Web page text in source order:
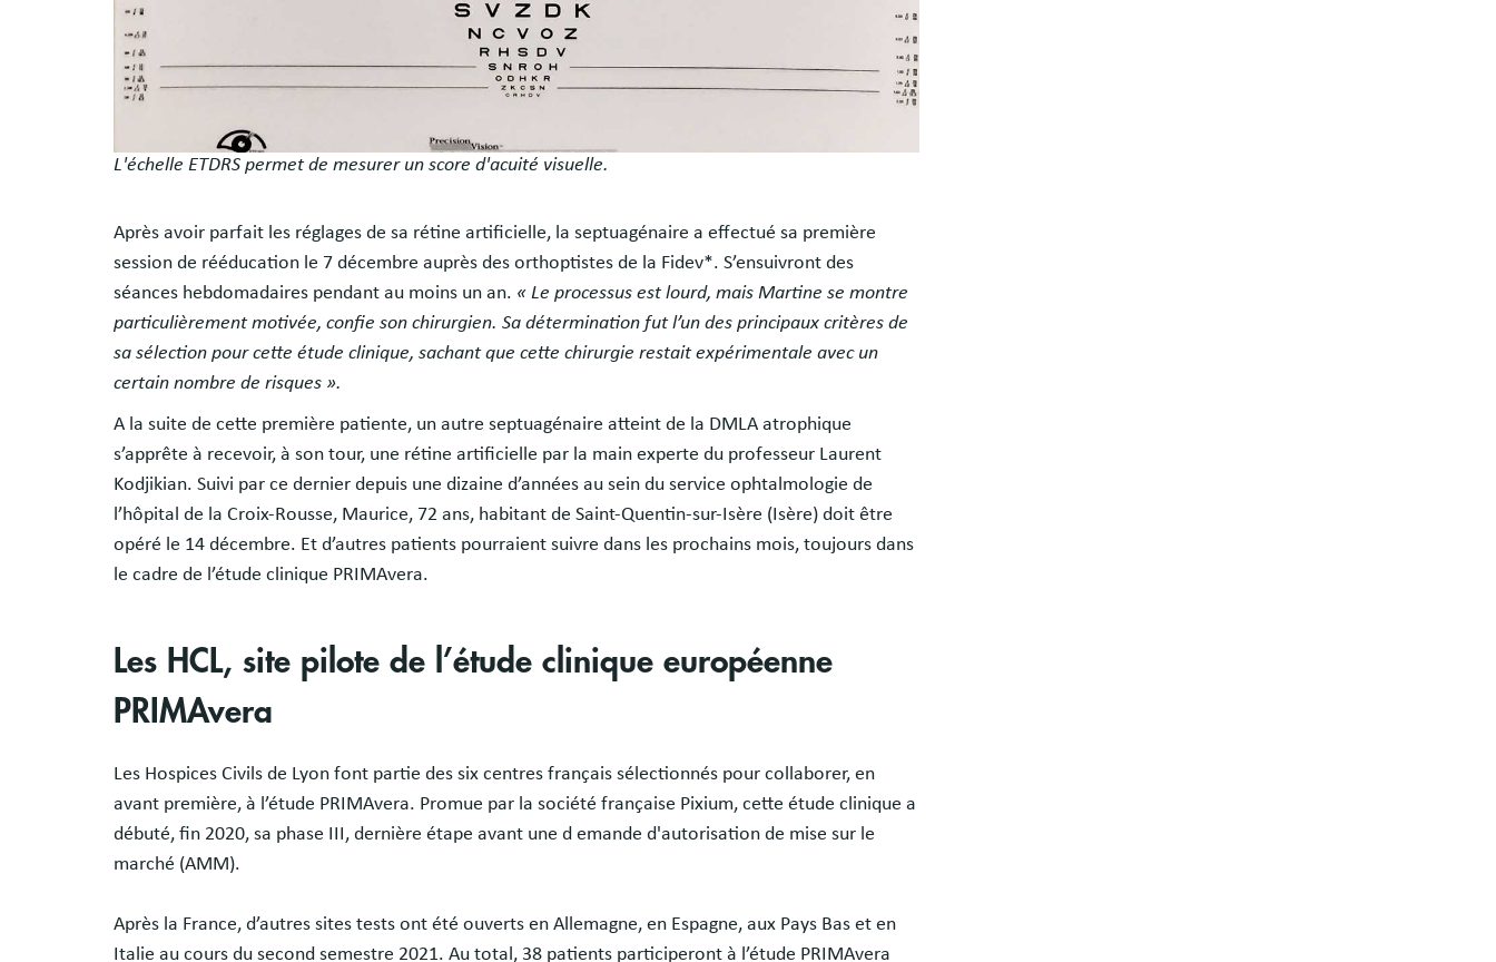
L'échelle ETDRS permet de mesurer un score d'acuité visuelle.
Après avoir parfait les réglages de sa rétine artificielle, la septuagénaire a effectué sa première
session de rééducation le 7 décembre auprès des orthoptistes de la Fidev*. S’ensuivront des
séances hebdomadaires pendant au moins un an. « Le processus est lourd, mais Martine se montre
particulièrement motivée, confie son chirurgien. Sa détermination fut l’un des principaux critères de
sa sélection pour cette étude clinique, sachant que cette chirurgie restait expérimentale avec un
certain nombre de risques ».
A la suite de cette première patiente, un autre septuagénaire atteint de la DMLA atrophique
s’apprête à recevoir, à son tour, une rétine artificielle par la main experte du professeur Laurent
Kodjikian. Suivi par ce dernier depuis une dizaine d’années au sein du service ophtalmologie de
l’hôpital de la Croix-Rousse, Maurice, 72 ans, habitant de Saint-Quentin-sur-Isère (Isère) doit être
opéré le 14 décembre. Et d’autres patients pourraient suivre dans les prochains mois, toujours dans
le cadre de l’étude clinique PRIMAvera.
Les HCL, site pilote de l’étude clinique européenne
PRIMAvera
Les Hospices Civils de Lyon font partie des six centres français sélectionnés pour collaborer, en
avant première, à l’étude PRIMAvera. Promue par la société française Pixium, cette étude clinique a
débuté, fin 2020, sa phase III, dernière étape avant une d emande d'autorisation de mise sur le
marché (AMM).
Après la France, d’autres sites tests ont été ouverts en Allemagne, en Espagne, aux Pays Bas et en
Italie au cours du second semestre 2021. Au total, 38 patients participeront à l’étude PRIMAvera